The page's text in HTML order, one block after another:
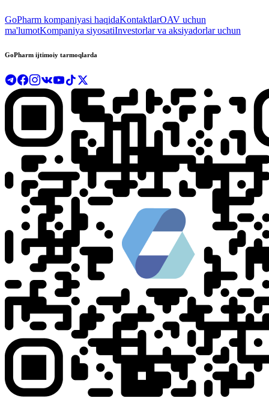
GoPharm kompaniyasi haqidaKontaktlarOAV uchun
ma'lumotKompaniya siyosatiInvestorlar va aksiyadorlar uchun
GoPharm ijtimoiy tarmoqlarda